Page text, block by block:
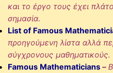
και το έργο τους έχει
σημασία.
List of Famous
προηγούμενη λίστα αλλά
σύγχρονους μαθηματικούς.
Famous Mathematicians –